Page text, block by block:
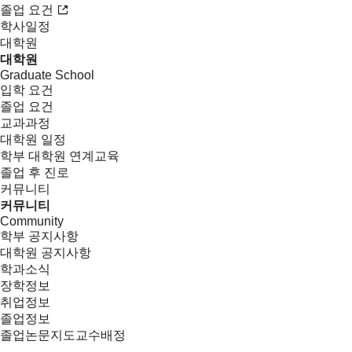
졸업 요건
학사일정
대학원
대학원
Graduate School
입학 요건
졸업 요건
교과과정
대학원 일정
학부 대학원 연계교육
졸업 후 진로
커뮤니티
커뮤니티
Community
학부 공지사항
대학원 공지사항
학과소식
장학정보
취업정보
졸업정보
졸업논문지도교수배정